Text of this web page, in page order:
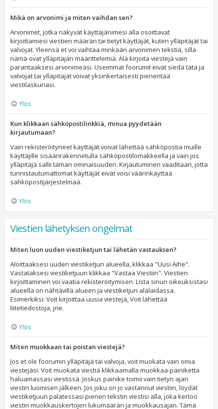
Mikä on arvonimi ja miten vaihdan sen?
Arvonimet, jotka näkyvät käyttäjänimesi alla osoittavat
kirjoittamiesi viestien määrän tai tietyt käyttäjät, kuten ylläpitäjät tai
valvojat. Yleensä et voi vaihtaa minkään arvonimen tekstiä, sillä
nämä ovat ylläpitäjän määrittelemiä. Älä kirjoita viestejä vain
parantaaksesi arvonimeäsi. Useimmat foorumit eivät siedä tätä ja
valvojat tai ylläpitäjät voivat yksinkertaisesti pienentää
viestilaskuriasi.
Ylös
Kun klikkaan sähköpostilinkkiä, minua pyydetään
kirjautumaan?
Vain rekisteröityneet käyttäjät voivat lähettää sähköpostia muille
käyttäjille sisäänrakennetulla sähköpostilomakkeella ja vain jos
ylläpitäjä sallii tämän ominaisuuden. Kirjautuminen vaaditaan, jotta
tunnistautumattomat käyttäjät eivät voisi väärinkäyttää
sähköpostijärjestelmää.
Ylös
Viestien lähetyksen ongelmat
Miten luon uuden viestiketjun tai lähetän vastauksen?
Aloittaaksesi uuden viestiketjun alueella, klikkaa "Uusi Aihe".
Vastataksesi viestiketjuun klikkaa "Vastaa Viestiin". Viestien
kirjoittaminen voi vaatia rekisteröitymisen. Lista sinun oikeuksistasi
alueella on nähtävillä alueen ja viestiketjun alalaidassa.
Esimerkiksi: Voit kirjoittaa uusia viestejä, Voit lähettää
liitetiedostoja, jne.
Ylös
Miten muokkaan tai poistan viestejä?
Jos et ole foorumin ylläpitäjä tai valvoja, voit muokata vain omia
viestejäsi. Voit muokata viestiä klikkaamalla muokkaa-painiketta
haluamassasi viestissä. Joskus painike toimii vain tietyn ajan
viestin luomisen jälkeen. Jos joku on jo vastannut viestiin, löydät
viestiketjuun palatessasi pienen tekstin viestisi alla, joka kertoo
viestin muokkauskertojen lukumäärän ja muokkausajan. Tämä